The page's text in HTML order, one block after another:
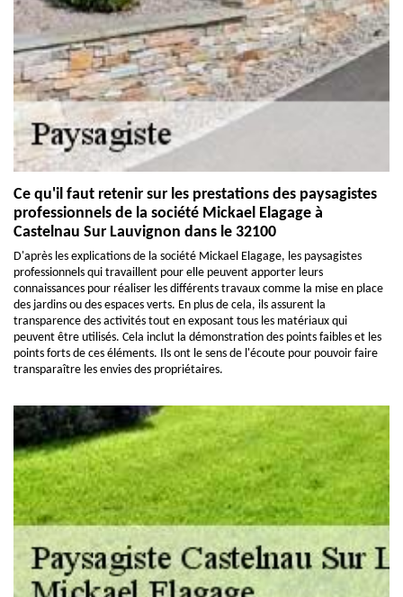
Ce qu'il faut retenir sur les prestations des paysagistes
professionnels de la société Mickael Elagage à
Castelnau Sur Lauvignon dans le 32100
D'après les explications de la société Mickael Elagage, les paysagistes
professionnels qui travaillent pour elle peuvent apporter leurs
connaissances pour réaliser les différents travaux comme la mise en place
des jardins ou des espaces verts. En plus de cela, ils assurent la
transparence des activités tout en exposant tous les matériaux qui
peuvent être utilisés. Cela inclut la démonstration des points faibles et les
points forts de ces éléments. Ils ont le sens de l'écoute pour pouvoir faire
transparaître les envies des propriétaires.